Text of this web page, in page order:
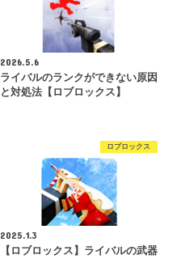
2026.5.6
ライバルのランクができない原因
と対処法【ロブロックス】
ロブロックス
2025.1.3
【ロブロックス】ライバルの武器